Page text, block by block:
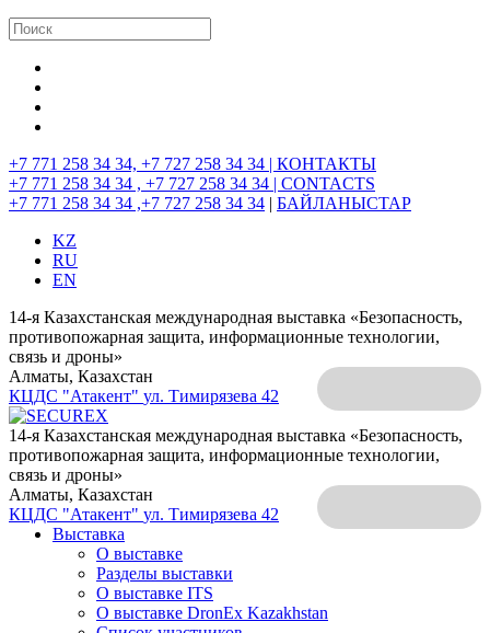
+7 771 258 34 34, +7 727 258 34 34 | КОНТАКТЫ
+7 771 258 34 34 , +7 727 258 34 34 | CONTACTS
+7 771 258 34 34 ,+7 727 258 34 34 | БАЙЛАНЫСТАР
KZ
RU
EN
14-я Казахстанская международная выставка «Безопасность,
противопожарная защита, информационные технологии,
связь и дроны»
Алматы, Казахстан
КЦДС "Атакент" ул. Тимирязева 42
14-я Казахстанская международная выставка «Безопасность,
противопожарная защита, информационные технологии,
связь и дроны»
Алматы, Казахстан
КЦДС "Атакент" ул. Тимирязева 42
Выставка
О выставке
Разделы выставки
О выставке ITS
О выставке DronEx Kazakhstan